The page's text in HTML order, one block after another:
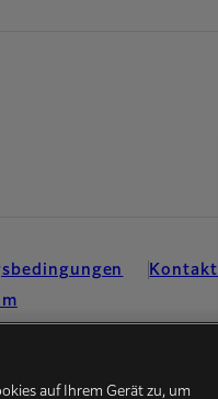
Kontakt
auf Ihrem Gerät zu, um